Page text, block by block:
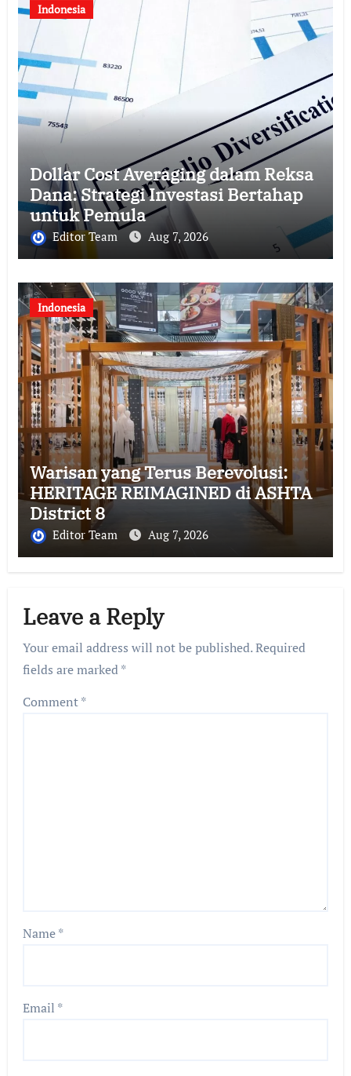
Indonesia
Dollar Cost Averaging dalam Reksa
Dana: Strategi Investasi Bertahap
untuk Pemula
Editor Team Aug 7, 2026
Indonesia
Warisan yang Terus Berevolusi:
HERITAGE REIMAGINED di ASHTA
District 8
Editor Team Aug 7, 2026
Leave a Reply
Your email address will not be published.Required
fields are marked*
Comment*
Name*
Email *